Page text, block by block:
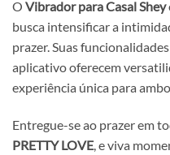
O Vibrador para Casal Shey
busca intensificar a
prazer. Suas
aplicativo oferecem
experiência única para
Entregue-se ao prazer em
PRETTY LOVE, e viva